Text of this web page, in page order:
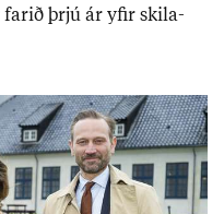
þrjú ár yf­ir skila­